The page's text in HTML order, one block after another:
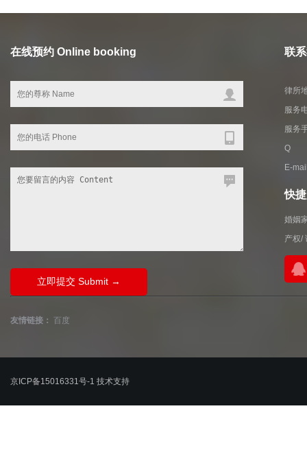
在线预约 Online booking 联
律所
服务
服务
Q
E-
快
婚姻
产权/
友情链接： 百度
京ICP备15016331号-1 技术支持